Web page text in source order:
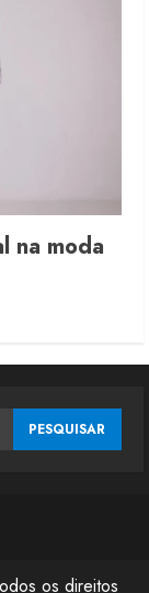
na moda
os direitos